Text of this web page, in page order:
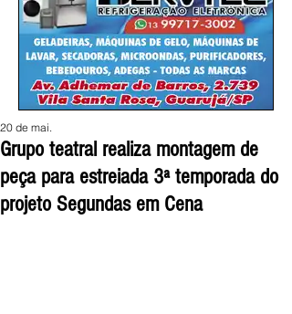
Grupo teatral realiza montagem de
peça para estreiada 3ª temporada do
projeto Segundas em Cena
20 de mai.